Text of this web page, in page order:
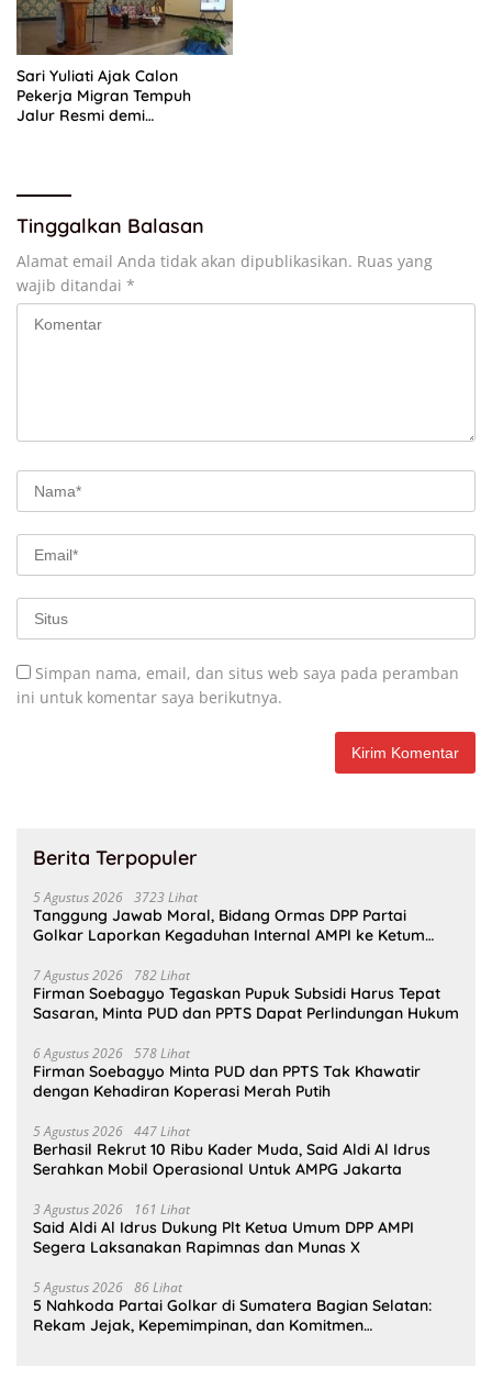
Sari Yuliati Ajak Calon
Pekerja Migran Tempuh
Jalur Resmi demi
Tinggalkan Balasan
Alamat email Anda tidak akan dipublikasikan. Ruas yang
wajib ditandai *
Simpan nama, email, dan situs web saya pada peramban
ini untuk komentar saya berikutnya.
Berita Terpopuler
5 Agustus 2026 3723 Lihat
Tanggung Jawab Moral, Bidang Ormas DPP Partai
Golkar Laporkan Kegaduhan Internal AMPI ke Ketum
7 Agustus 2026 782 Lihat
Firman Soebagyo Tegaskan Pupuk Subsidi Harus Tepat
Sasaran, Minta PUD dan PPTS Dapat Perlindungan Hukum
6 Agustus 2026 578 Lihat
Firman Soebagyo Minta PUD dan PPTS Tak Khawatir
dengan Kehadiran Koperasi Merah Putih
5 Agustus 2026 447 Lihat
Berhasil Rekrut 10 Ribu Kader Muda, Said Aldi Al Idrus
Serahkan Mobil Operasional Untuk AMPG Jakarta
3 Agustus 2026 161 Lihat
Said Aldi Al Idrus Dukung Plt Ketua Umum DPP AMPI
Segera Laksanakan Rapimnas dan Munas X
5 Agustus 2026 86 Lihat
5 Nahkoda Partai Golkar di Sumatera Bagian Selatan:
Rekam Jejak, Kepemimpinan, dan Komitmen